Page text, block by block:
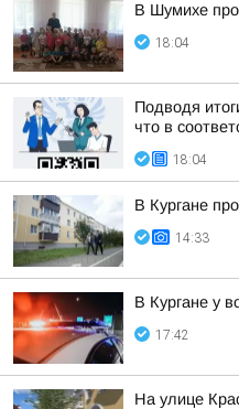
В Шумихе
18:04
Подводя
что в
18:04
В Кургане
14:33
В Кургане у
17:42
На улице